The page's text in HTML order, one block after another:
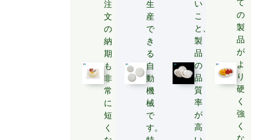
注
文
の
納
期
も
非
常
に
短
く
生
産
で
き
る
自
動
機
械
で
す。
い
こ
と、
製
品
の
品
質
率
が
高
の
製
品
が
よ
り
硬
く
強
く